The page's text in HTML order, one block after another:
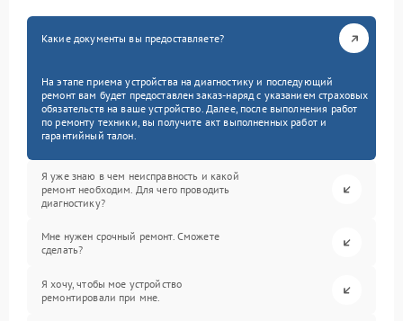
Какие документы вы предоставляете?
На этапе приема устройства на диагностику и последующий
ремонт вам будет предоставлен заказ-наряд с указанием страховых
обязательств на ваше устройство. Далее, после выполнения работ
по ремонту техники, вы получите акт выполненных работ и
гарантийный талон.
Я уже знаю в чем неисправность и какой
ремонт необходим. Для чего проводить
диагностику?
Мне нужен срочный ремонт. Сможете
сделать?
Я хочу, чтобы мое устройство
ремонтировали при мне.